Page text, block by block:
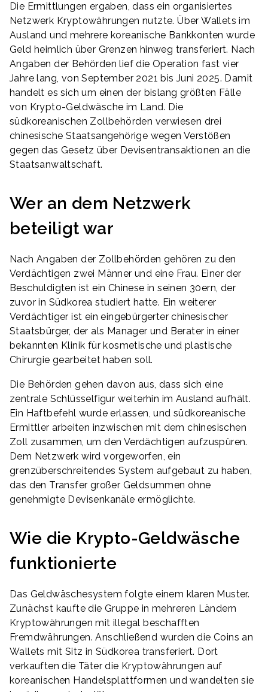
Die Ermittlungen ergaben, dass ein organisiertes
Netzwerk Kryptowährungen nutzte. Über Wallets im
Ausland und mehrere koreanische Bankkonten wurde
Geld heimlich über Grenzen hinweg transferiert. Nach
Angaben der Behörden lief die Operation fast vier
Jahre lang, von September 2021 bis Juni 2025. Damit
handelt es sich um einen der bislang größten Fälle
von Krypto-Geldwäsche im Land. Die
südkoreanischen Zollbehörden verwiesen drei
chinesische Staatsangehörige wegen Verstößen
gegen das Gesetz über Devisentransaktionen an die
Staatsanwaltschaft.
Wer an dem Netzwerk
beteiligt war
Nach Angaben der Zollbehörden gehören zu den
Verdächtigen zwei Männer und eine Frau. Einer der
Beschuldigten ist ein Chinese in seinen 30ern, der
zuvor in Südkorea studiert hatte. Ein weiterer
Verdächtiger ist ein eingebürgerter chinesischer
Staatsbürger, der als Manager und Berater in einer
bekannten Klinik für kosmetische und plastische
Chirurgie gearbeitet haben soll.
Die Behörden gehen davon aus, dass sich eine
zentrale Schlüsselfigur weiterhin im Ausland aufhält.
Ein Haftbefehl wurde erlassen, und südkoreanische
Ermittler arbeiten inzwischen mit dem chinesischen
Zoll zusammen, um den Verdächtigen aufzuspüren.
Dem Netzwerk wird vorgeworfen, ein
grenzüberschreitendes System aufgebaut zu haben,
das den Transfer großer Geldsummen ohne
genehmigte Devisenkanäle ermöglichte.
Wie die Krypto-Geldwäsche
funktionierte
Das Geldwäschesystem folgte einem klaren Muster.
Zunächst kaufte die Gruppe in mehreren Ländern
Kryptowährungen mit illegal beschafften
Fremdwährungen. Anschließend wurden die Coins an
Wallets mit Sitz in Südkorea transferiert. Dort
verkauften die Täter die Kryptowährungen auf
koreanischen Handelsplattformen und wandelten sie